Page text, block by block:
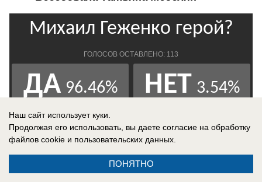
Наш сайт использует куки.
Продолжая его использовать, вы даете согласие на обработку
файлов cookie и пользовательских данных.
ПОНЯТНО